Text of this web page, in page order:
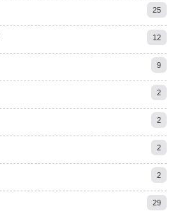
25
12
9
2
2
2
2
29